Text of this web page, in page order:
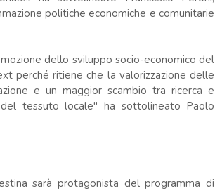
politiche economiche e comunitarie
dello sviluppo socio-economico del
perché ritiene che la valorizzazione delle
e un maggior scambio tra ricerca e
tessuto locale" ha sottolineato Paolo
sarà protagonista del programma di